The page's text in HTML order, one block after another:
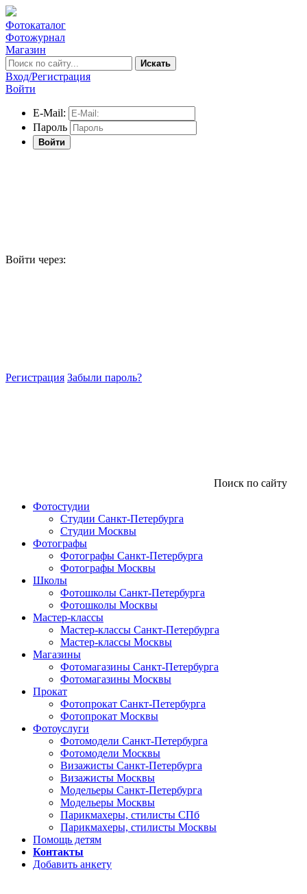
Фотокаталог
Фотожурнал
Магазин
Искать
Вход/Регистрация
Войти
E-Mail:
Пароль
Войти
Войти через:
Регистрация Забыли пароль?
Поиск по сайту
Фотостудии
Студии Санкт-Петербурга
Студии Москвы
Фотографы
Фотографы Санкт-Петербурга
Фотографы Москвы
Школы
Фотошколы Санкт-Петербурга
Фотошколы Москвы
Мастер-классы
Мастер-классы Санкт-Петербурга
Мастер-классы Москвы
Магазины
Фотомагазины Санкт-Петербурга
Фотомагазины Москвы
Прокат
Фотопрокат Санкт-Петербурга
Фотопрокат Москвы
Фотоуслуги
Фотомодели Санкт-Петербурга
Фотомодели Москвы
Визажисты Санкт-Петербурга
Визажисты Москвы
Модельеры Санкт-Петербурга
Модельеры Москвы
Парикмахеры, стилисты СПб
Парикмахеры, стилисты Москвы
Помощь детям
Контакты
Добавить анкету